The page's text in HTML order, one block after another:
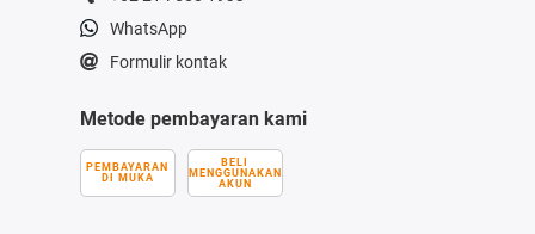
WhatsApp
Formulir kontak
Metode pembayaran kami
PEMBAYARAN
DI MUKA
BELI
MENGGUNAKAN
AKUN